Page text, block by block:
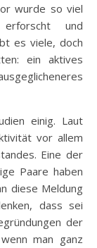
wurde so viel
erforscht und
es viele, doch
ein aktives
einig. Laut
vor allem
Eine der
Paare haben
diese Meldung
dass sei
der
man ganz